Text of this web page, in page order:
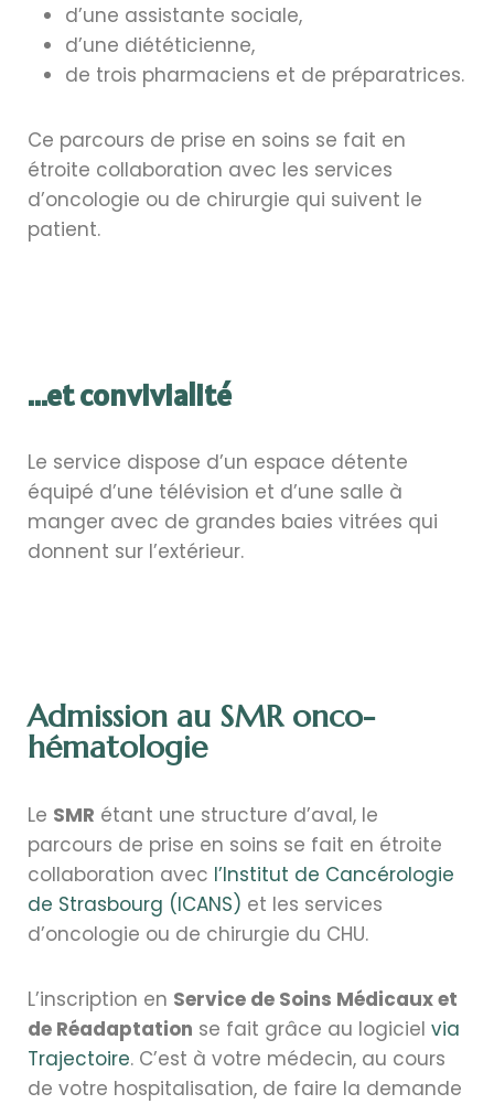
d’une assistante sociale,
d’une diététicienne,
de trois pharmaciens et de préparatrices.
Ce parcours de prise en soins se fait en
étroite collaboration avec les services
d’oncologie ou de chirurgie qui suivent le
patient.
...et convivialité
Le service dispose d’un espace détente
équipé d’une télévision et d’une salle à
manger avec de grandes baies vitrées qui
donnent sur l’extérieur.
Admission au SMR onco-
hématologie
Le SMR étant une structure d’aval, le
parcours de prise en soins se fait en étroite
collaboration avec l’Institut de Cancérologie
de Strasbourg (ICANS) et les services
d’oncologie ou de chirurgie du CHU.
L’inscription en Service de Soins Médicaux et
de Réadaptation se fait grâce au logiciel via
Trajectoire. C’est à votre médecin, au cours
de votre hospitalisation, de faire la demande